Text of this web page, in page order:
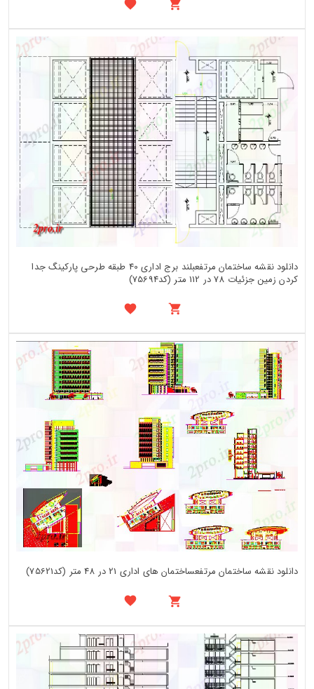
دانلود نقشه ساختمان مرتفعبلند برج اداری 40 طبقه طرحی پارکینگ جدا
کردن زمین جزئیات 78 در 112 متر (کد75694)
دانلود نقشه ساختمان مرتفعساختمان های اداری 21 در 48 متر (کد75621)